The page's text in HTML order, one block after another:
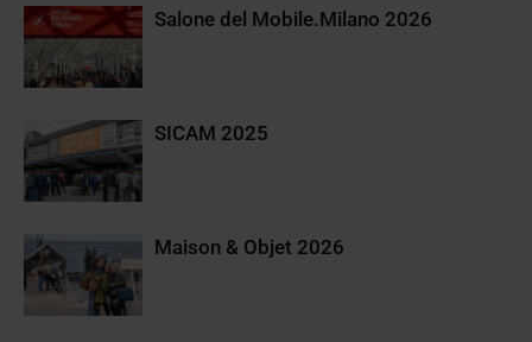
Salone del Mobile.Milano 2026
SICAM 2025
Maison & Objet 2026